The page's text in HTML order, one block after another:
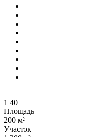
1 40
Площадь
200 м²
Участок